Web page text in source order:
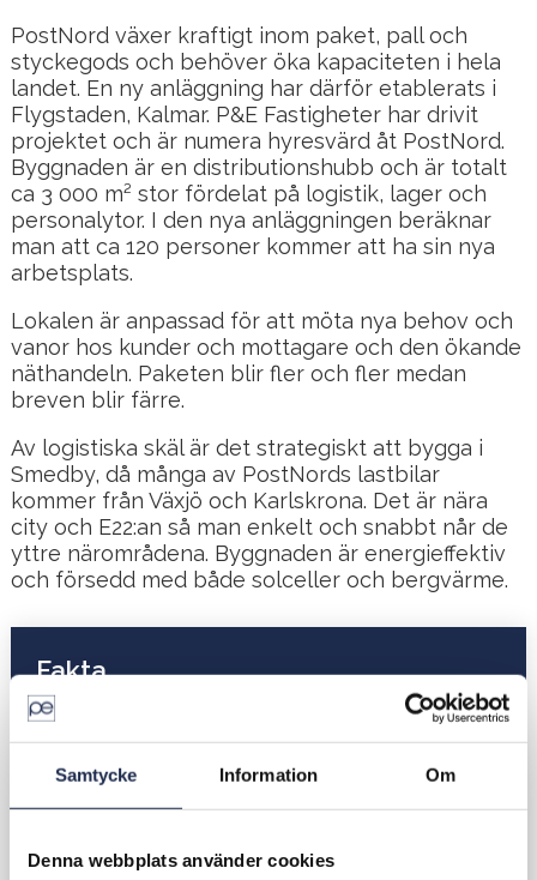
Samtycke Information Om
Denna webbplats använder cookies
PostNord växer kraftigt inom paket, pall och
styckegods och behöver öka kapaciteten i hela
landet. En ny anläggning har därför etablerats i
Flygstaden, Kalmar. P&E Fastigheter har drivit
projektet och är numera hyresvärd åt PostNord.
Byggnaden är en distributionshubb och är totalt
ca 3 000 m² stor fördelat på logistik, lager och
personalytor. I den nya anläggningen beräknar
man att ca 120 personer kommer att ha sin nya
arbetsplats.
Lokalen är anpassad för att möta nya behov och
vanor hos kunder och mottagare och den ökande
näthandeln. Paketen blir fler och fler medan
breven blir färre.
Av logistiska skäl är det strategiskt att bygga i
Smedby, då många av PostNords lastbilar
kommer från Växjö och Karlskrona. Det är nära
city och E22:an så man enkelt och snabbt når de
yttre närområdena. Byggnaden är energieffektiv
och försedd med både solceller och bergvärme.
Fakta
Ort
Kalmar
Kund
PostNord
Typ
Industri |
Projektperiod